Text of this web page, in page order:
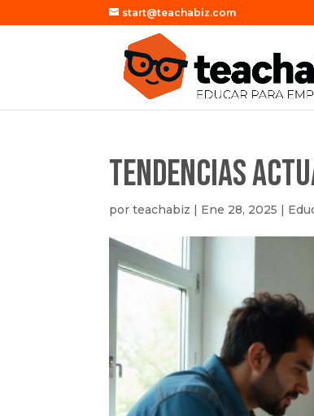
start@teachabiz.com
Tendencias
porteachabiz | Ene 28, 2025 |